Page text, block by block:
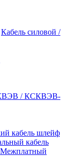
Кабель силовой /
/ КСКВЭВ-
кабель шлейф
кабель
Межплатный